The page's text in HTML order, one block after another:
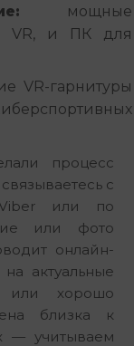
мощные
VR, и ПК для
VR-гарнитуры
процесс
с
или по
или фото
онлайн-
актуальные
или хорошо
близка к
— учитываем